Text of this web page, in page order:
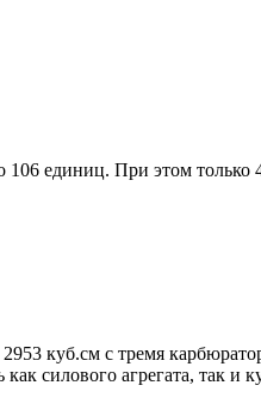
единиц. При этом
куб.см с тремя
силового агрегата, так и